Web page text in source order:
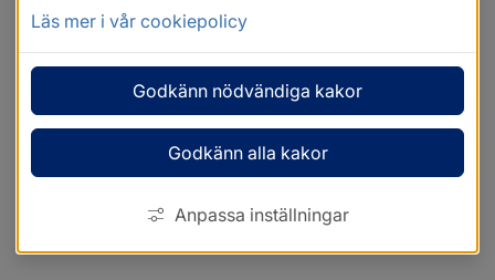
Läs mer i vår cookiepolicy
Godkänn nödvändiga kakor
Godkänn alla kakor
Anpassa inställningar